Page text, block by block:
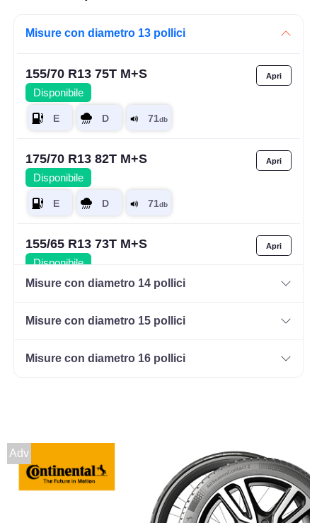
Misure con diametro 13 pollici
155/70 R13 75T M+S
Disponibile
175/70 R13 82T M+S
Disponibile
155/65 R13 73T M+S
Disponibile
165/70 R13 83T M+S XL
Misure con diametro 14 pollici
Misure con diametro 15 pollici
Misure con diametro 16 pollici
Adv